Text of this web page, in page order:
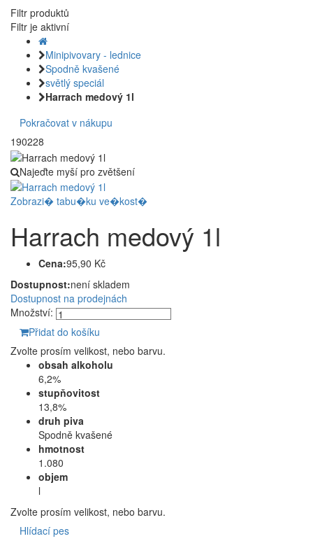
Filtr produktů
Filtr je aktivní
Minipivovary - lednice
Spodně kvašené
světlý speciál
Harrach medový 1l
Pokračovat v nákupu
190228
Najeďte myší pro zvětšení
Zobrazi� tabu�ku ve�kost�
Harrach medový 1l
Cena:95,90 Kč
Dostupnost:není skladem
Dostupnost na prodejnách
Množství:
Přidat do košíku
Zvolte prosím velikost, nebo barvu.
obsah alkoholu
6,2%
stupňovitost
13,8%
druh piva
Spodně kvašené
hmotnost
1.080
objem
l
Zvolte prosím velikost, nebo barvu.
Hlídací pes